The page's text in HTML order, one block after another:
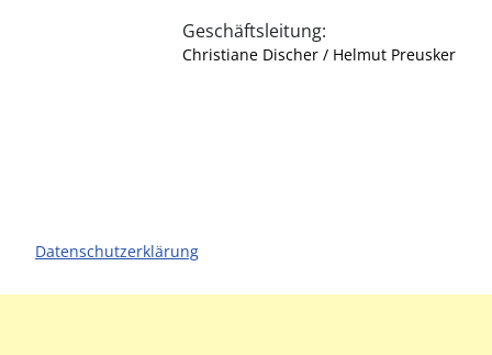
Geschäftsleitung:
Christiane Discher / Helmut Preusker
Datenschutzerklärung